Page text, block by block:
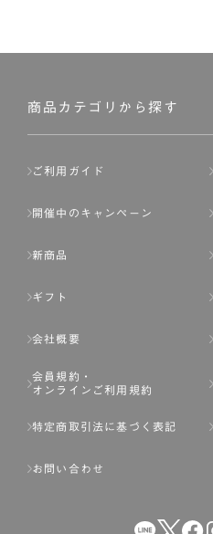
商品カテゴリから探す
ご利用ガイド
開催中のキャンペーン
新商品
ギフト
会社概要
会員規約・
オンラインご利用規約
特定商取引法に基づく表記
お問い合わせ